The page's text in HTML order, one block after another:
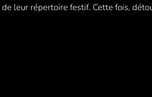
leur répertoire festif. Cette fois,